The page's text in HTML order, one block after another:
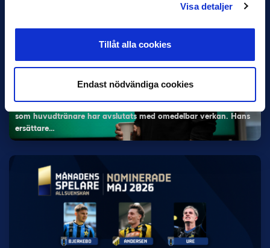
Visa detaljer
Tillåt alla cookies
Endast nödvändiga cookies
5 JUNI
Rydström ersätter Karlsson i Hammarby
Hammarby meddelade på fredagen att Kalle Karlssons uppdrag
som huvudtränare har avslutats med omedelbar verkan. Hans
ersättare…